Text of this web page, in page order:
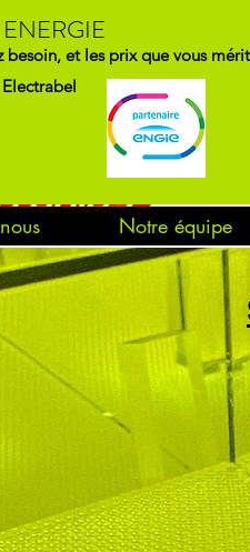
besoin, et les prix que vous
Notre équipe